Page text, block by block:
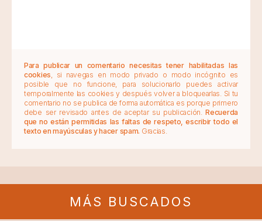
Para publicar un comentario necesitas tener habilitadas las
cookies , si navegas en modo privado o modo incógnito es
posible que no funcione, para solucionarlo puedes activar
temporalmente las cookies y después volver a bloquearlas. Si tu
comentario no se publica de forma automática es porque primero
debe ser revisado antes de aceptar su publicación.Recuerda
que no están permitidas las faltas de respeto, escribir todo el
texto en mayúsculas y hacer spam. Gracias.
MÁS BUSCADOS